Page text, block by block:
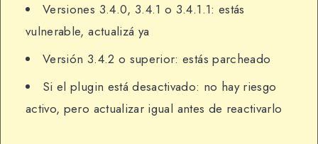
Versiones 3.4.0, 3.4.1 o 3.4.1.1: estás
vulnerable, actualizá ya
Versión 3.4.2 o superior: estás parcheado
Si el plugin está desactivado: no hay riesgo
activo, pero actualizar igual antes de reactivarlo